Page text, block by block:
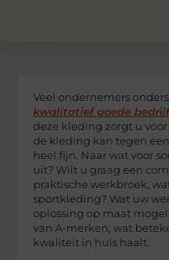
Veel ondernemers
kwalitatief goede
deze kleding zorgt u
de kleding kan tegen
heel fijn. Naar wat voor
uit? Wilt u graag een
praktische werkbroek,
sportkleding? Wat uw
oplossing op maat
van A-merken, wat
kwaliteit in huis haalt.